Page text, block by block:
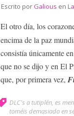
Escrito por Galious en
El otro día, los
encima de la paz
consistía únicamente
que no se dijo y en El
que, por primera vez,
DLC's a tutiplén, es
toméis demasiado en